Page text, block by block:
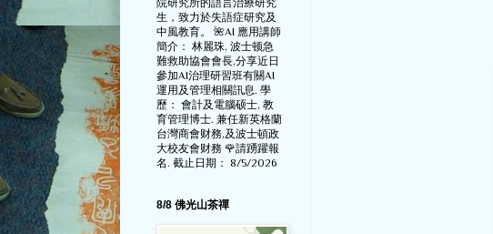
院研究所的語言治療研究
生，致力於失語症研究及
中風教育。 🌺AI 應用講師
簡介： 林麗珠, 波士顿急
難救助協會會長,分享近日
參加AI治理研習班有關AI
運用及管理相關訊息. 學
歷： 會計及電腦硕士, 教
育管理博士. 兼任新英格蘭
台灣商會财務,及波士頓政
大校友會财務 🌹請踴躍報
名. 截止日期： 8/5/2026
8/8 佛光山茶禪